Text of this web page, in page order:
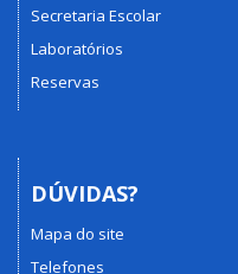
Secretaria Escolar
Laboratórios
Reservas
DÚVIDAS?
Mapa do site
Telefones